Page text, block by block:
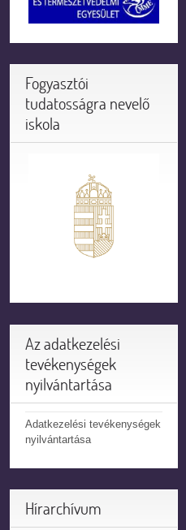
Fogyasztói
tudatosságra nevelő
iskola
Az adatkezelési
tevékenységek
nyilvántartása
Adatkezelési tevékenységek
nyilvántartása
Hírarchívum